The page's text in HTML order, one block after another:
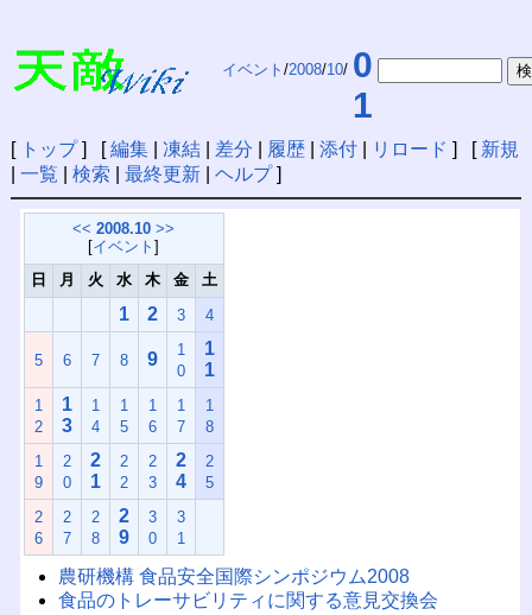
イベント /2008/10/ 0
1
[ トップ] [編集| 凍結| 差分 履歴| 添付| リロード ] [ 新規
一覧 検索 最終更新| ヘルプ]
<< 2008.10 >>
[イベント]
日
月 火 水 木 金 土
1 2 3 4
5 6 7 8 9
1
0
1
1
1
2
1
3
1
4
1
5
1
6
1
7
1
8
1
9
2
0
2
1
2
2
2
3
2
4
2
5
2
6
2
7
2
8
2
9
3
0
3
1
農研機構 食品安全国際シンポジウム2008
食品のトレーサビリティに関する意見交換会